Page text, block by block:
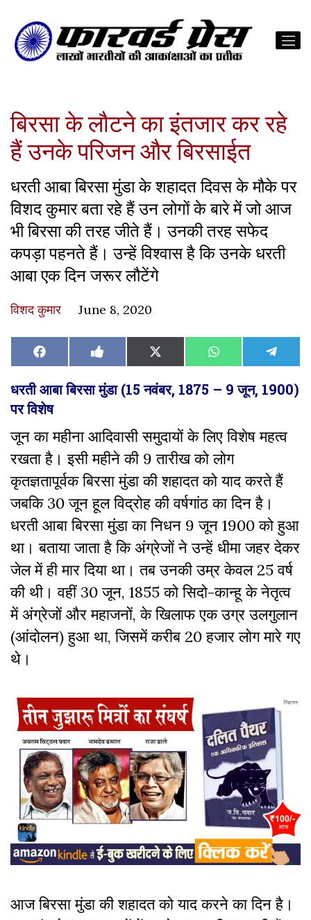
बिरसा के लौटने का इंतजार कर रहे
हैं उनके परिजन और बिरसाईत
धरती आबा बिरसा मुंडा के शहादत दिवस के मौके पर
विशद कुमार बता रहे हैं उन लोगों के बारे में जो आज
भी बिरसा की तरह जीते हैं। उनकी तरह सफेद
कपड़ा पहनते हैं। उन्हें विश्वास है कि उनके धरती
आबा एक दिन जरूर लौटेंगे
विशद कुमार June 8, 2020
Share
on
Facebook Share
on
Like
on
Facebook
Share
on
X
(Twitter)
Share
on
WhatsAppShare
on
धरती आबा बिरसा मुंडा (15 नवंबर, 1875 – 9 जून, 1900)
पर विशेष
जून का महीना आदिवासी समुदायों के लिए विशेष महत्व
रखता है। इसी महीने की 9 तारीख को लोग
कृतज्ञतापूर्वक बिरसा मुंडा की शहादत को याद करते हैं
जबकि 30 जून हूल विद्रोह की वर्षगांठ का दिन है।
धरती आबा बिरसा मुंडा का निधन 9 जून 1900 को हुआ
था। बताया जाता है कि अंग्रेजों ने उन्हें धीमा जहर देकर
जेल में ही मार दिया था। तब उनकी उम्र केवल 25 वर्ष
की थी। वहीं 30 जून, 1855 को सिदो-कान्हू के नेतृत्व
में अंग्रेजों और महाजनों, के खिलाफ एक उग्र उलगुलान
(आंदोलन) हुआ था, जिसमें करीब 20 हजार लोग मारे गए
थे।
आज बिरसा मुंडा की शहादत को याद करने का दिन है।